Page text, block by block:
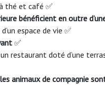
thé et café ✅
bénéficient en outre
espace de vie ✅
✅
restaurant doté d’une
animaux de compagnie